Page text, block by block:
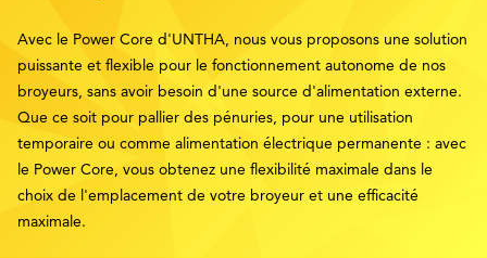
Avec le Power Core d'UNTHA, nous vous proposons une solution
puissante et flexible pour le fonctionnement autonome de nos
broyeurs, sans avoir besoin d'une source d'alimentation externe.
Que ce soit pour pallier des pénuries, pour une utilisation
temporaire ou comme alimentation électrique permanente : avec
le Power Core, vous obtenez une flexibilité maximale dans le
choix de l'emplacement de votre broyeur et une efficacité
maximale.